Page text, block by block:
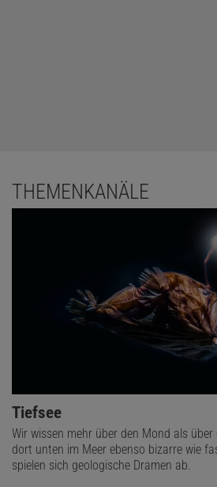
THEMENKANÄLE
Tiefsee
Wir wissen mehr über den Mond als über
dort unten im Meer ebenso bizarre wie
spielen sich geologische Dramen ab.